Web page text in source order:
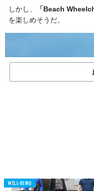
しかし、 「Beach
を楽しめそうだ。
WELL-BEING